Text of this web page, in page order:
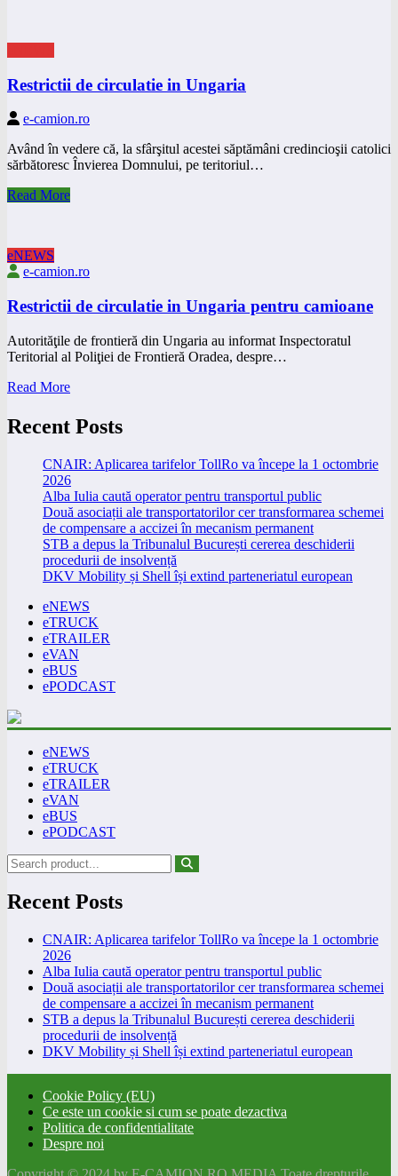
Restrictii de circulatie in Ungaria
e-camion.ro
Având în vedere că, la sfârşitul acestei săptămâni credincioşii catolici
sărbătoresc Învierea Domnului, pe teritoriul…
Read More
eNEWS
e-camion.ro
Restrictii de circulatie in Ungaria pentru camioane
Autorităţile de frontieră din Ungaria au informat Inspectoratul
Teritorial al Poliţiei de Frontieră Oradea, despre…
Read More
Recent Posts
CNAIR: Aplicarea tarifelor TollRo va începe la 1 octombrie
2026
Alba Iulia caută operator pentru transportul public
Două asociații ale transportatorilor cer transformarea schemei
de compensare a accizei în mecanism permanent
STB a depus la Tribunalul București cererea deschiderii
procedurii de insolvență
DKV Mobility și Shell își extind parteneriatul european
eNEWS
eTRUCK
eTRAILER
eVAN
eBUS
ePODCAST
eNEWS
eTRUCK
eTRAILER
eVAN
eBUS
ePODCAST
Recent Posts
CNAIR: Aplicarea tarifelor TollRo va începe la 1 octombrie
2026
Alba Iulia caută operator pentru transportul public
Două asociații ale transportatorilor cer transformarea schemei
de compensare a accizei în mecanism permanent
STB a depus la Tribunalul București cererea deschiderii
procedurii de insolvență
DKV Mobility și Shell își extind parteneriatul european
Cookie Policy (EU)
Ce este un cookie si cum se poate dezactiva
Politica de confidentialitate
Despre noi